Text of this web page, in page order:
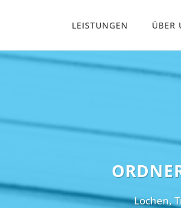
LEISTUNGEN ÜBER
Lochen,